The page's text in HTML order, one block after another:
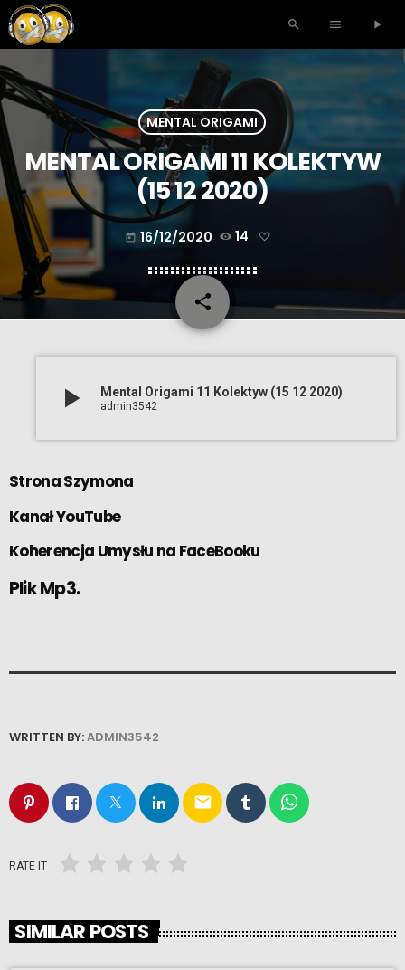
search menu play_arrow
MENTAL ORIGAMI
MENTAL ORIGAMI 11 KOLEKTYW
(15 12 2020)
today 16/12/2020 14
share
email
play_arrow Mental Origami 11 Kolektyw (15 12 2020)
admin3542
StronaSzymona
KanałYouTube
Koherencja Umysłu na FaceBooku
Plik Mp3.
WRITTEN BY:ADMIN3542
email
RATE IT
SIMILAR POSTS